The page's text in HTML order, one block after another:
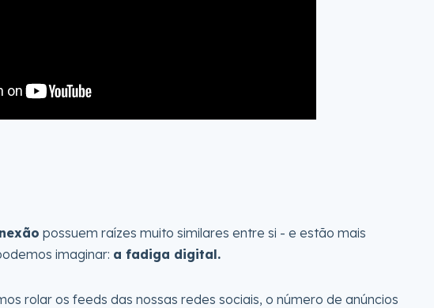
possuem raízes muito similares entre si - e estão mais
imaginar: a fadiga digital.
rolar os feeds das nossas redes sociais, o número de anúncios